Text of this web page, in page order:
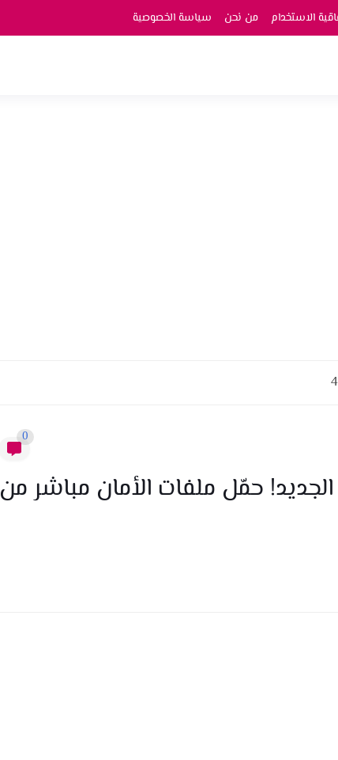
الاستخدام من نحن سياسة الخصوصية
0
كاشف الأعداء الجديد! حمّل ملفات الأمان مباشر من